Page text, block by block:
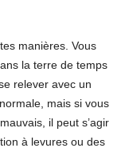
manières. Vous
la terre de temps
relever avec un
mais si vous
il peut s’agir
à levures ou des